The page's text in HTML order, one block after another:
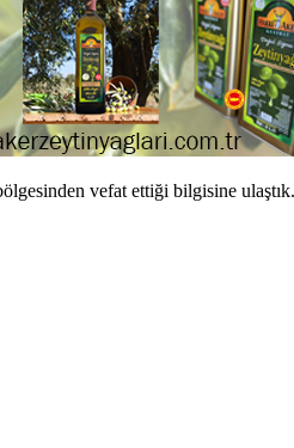
vefat ettiği bilgisine